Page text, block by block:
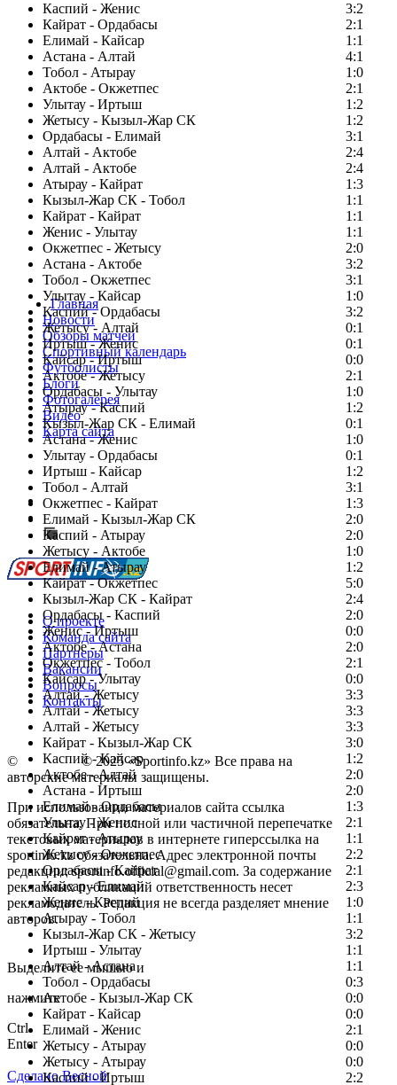
Каспий - Женис
3:2
Кайрат - Ордабасы
2:1
Елимай - Кайсар
1:1
Астана - Алтай
4:1
Тобол - Атырау
1:0
Актобе - Окжетпес
2:1
Улытау - Иртыш
1:2
Жетысу - Кызыл-Жар СК
1:2
Ордабасы - Елимай
3:1
Алтай - Актобе
2:4
Алтай - Актобе
2:4
Атырау - Кайрат
1:3
Кызыл-Жар СК - Тобол
1:1
Кайрат - Кайрат
1:1
Женис - Улытау
1:1
Окжетпес - Жетысу
2:0
Астана - Актобе
3:2
Тобол - Окжетпес
3:1
Улытау - Кайсар
1:0
Каспий - Ордабасы
3:2
Жетысу - Алтай
0:1
Иртыш - Женис
0:1
Кайсар - Иртыш
0:0
Актобе - Жетысу
2:1
Ордабасы - Улытау
1:0
Атырау - Каспий
1:2
Кызыл-Жар СК - Елимай
0:1
Астана - Женис
1:0
Улытау - Ордабасы
0:1
Иртыш - Кайсар
1:2
Тобол - Алтай
3:1
Окжетпес - Кайрат
1:3
Елимай - Кызыл-Жар СК
2:0
Каспий - Атырау
2:0
Жетысу - Актобе
1:0
Елимай - Атырау
1:2
Кайрат - Окжетпес
5:0
Кызыл-Жар СК - Кайрат
2:4
Ордабасы - Каспий
2:0
Женис - Иртыш
0:0
Актобе - Астана
2:0
Окжетпес - Тобол
2:1
Кайсар - Улытау
0:0
Алтай - Жетысу
3:3
Алтай - Жетысу
3:3
Алтай - Жетысу
3:3
Кайрат - Кызыл-Жар СК
3:0
Каспий - Кайсар
1:2
Актобе - Алтай
2:0
Астана - Иртыш
2:0
Елимай - Ордабасы
1:3
Улытау - Женис
2:1
Кайрат - Атырау
1:1
Жетысу - Окжетпес
2:2
Ордабасы - Кайрат
2:1
Кайсар - Елимай
2:3
Женис - Каспий
1:0
Атырау - Тобол
1:1
Кызыл-Жар СК - Жетысу
3:2
Иртыш - Улытау
1:1
Алтай - Астана
1:1
Тобол - Ордабасы
0:3
Актобе - Кызыл-Жар СК
0:0
Кайрат - Кайсар
0:0
Елимай - Женис
2:1
Жетысу - Атырау
0:0
Жетысу - Атырау
0:0
Каспий - Иртыш
2:2
Главная
Новости
Обзоры матчей
Спортивный календарь
Футболисты
Блоги
Фотогалерея
Видео
Карта сайта
Есть идея?
Сообщить о мероприятии
Перейти на старый сайт
О проекте
Команда сайта
Партнеры
Вакансии
Вопросы
Контакты
© Copyright© 2025 «Sportinfo.kz» Все права на
авторские материалы защищены.
При использовании материалов сайта ссылка
обязательна. При полной или частичной перепечатке
текстовых материалов в интернете гиперссылка на
sportinfo.kz обязательна. Адрес электронной почты
редакции: sportinfo.official@gmail.com. За содержание
рекламных публикаций ответственность несет
рекламодатель. Редакция не всегда разделяет мнение
авторов.
Заметили ошибку в тексте?
Выделите ее мышью и
нажмите
Ctrl
Enter
Сделано Весной